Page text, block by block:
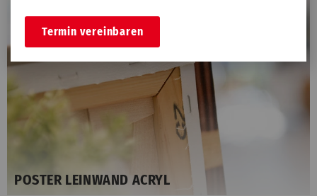
POSTER LEINWAND ACRYL
Termin vereinbaren